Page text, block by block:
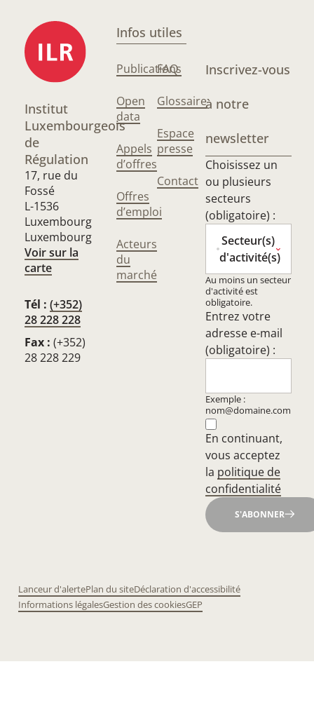
Institut
Luxembourgeois
de
Régulation
17, rue du
Fossé
L-1536
Luxembourg
Luxembourg
Voir sur la
carte
Tél : (+352)
28 228 228
Fax : (+352)
28 228 229
Infos utiles
Publications
Open
data
Appels
d’offres
Offres
d’emploi
Acteurs
du
marché
FAQ
Glossaire
Espace
presse
Contact
Inscrivez-vous
à notre
newsletter
Choisissez un
ou plusieurs
secteurs
(obligatoire) :
Secteur(s)
d'activité(s)
Au moins un secteur
d'activité est
obligatoire.
Entrez votre
adresse e-mail
(obligatoire) :
Exemple :
nom@domaine.com
En continuant,
vous acceptez
la politique de
confidentialité
S'ABONNER
Lanceur d'alertePlan du siteDéclaration d'accessibilité
Informations légalesGestion des cookiesGEP